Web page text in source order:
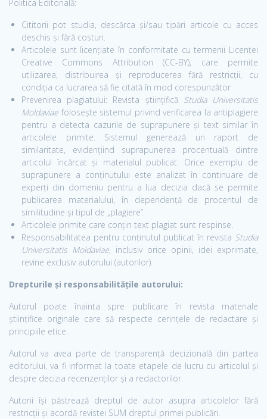
Politica Editorială:
Cititorii pot studia, descărca și/sau tipări articole cu acces
deschis și fără costuri.
Articolele sunt licențiate în conformitate cu termenii Licenței
Creative Commons Attribution (CC-BY), care permite
utilizarea, distribuirea și reproducerea fără restricții, cu
condiția ca lucrarea să fie citată în mod corespunzător
Prevenirea plagiatului: Revista științifică Studia Universitatis
Moldaviae folosește sistemul privind verificarea la antiplagiere
pentru a detecta cazurile de suprapunere și text similar în
articolele primite. Sistemul generează un raport de
similaritate, evidențiind suprapunerea procentuală dintre
articolul încărcat și materialul publicat. Orice exemplu de
suprapunere a conținutului este analizat în continuare de
experți din domeniu pentru a lua decizia dacă se permite
publicarea materialului, în dependență de procentul de
similitudine și tipul de „plagiere”.
Articolele primite care conțin text plagiat sunt respinse.
Responsabilitatea pentru conținutul publicat în revista Studia
Universitatis Moldaviae, inclusiv orice opinii, idei exprimate,
revine exclusiv autorului (autorilor).
Drepturile și responsabilitățile autorului:
Autorul poate înainta spre publicare în revista materiale
științifice originale care să respecte cerințele de redactare și
principiile etice.
Autorul va avea parte de transparență decizională din partea
editorului, va fi informat la toate etapele de lucru cu articolul și
despre decizia recenzenților și a redactorilor.
Autorii își păstrează dreptul de autor asupra articolelor fără
restricții și acordă revistei SUM dreptul primei publicări.